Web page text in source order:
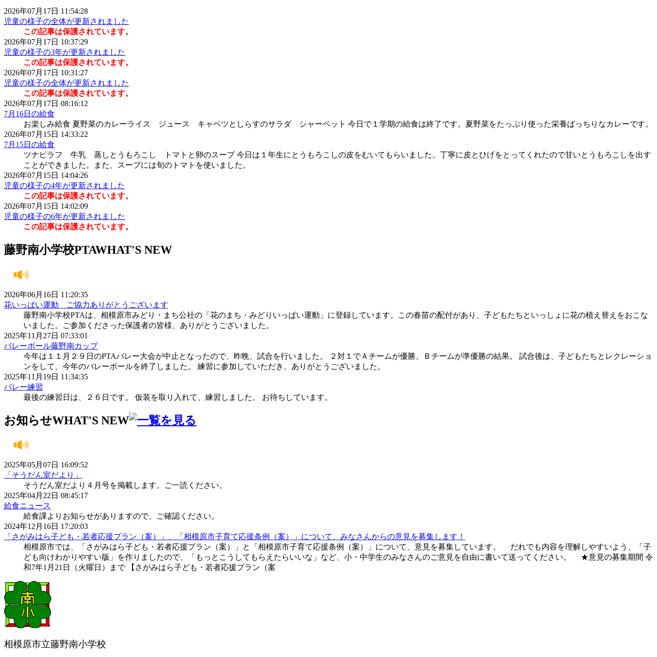
2026年07月17日 11:54:28
児童の様子の全体が更新されました
この記事は保護されています。
2026年07月17日 10:37:29
児童の様子の3年が更新されました
この記事は保護されています。
2026年07月17日 10:31:27
児童の様子の全体が更新されました
この記事は保護されています。
2026年07月17日 08:16:12
7月16日の給食
お楽しみ給食 夏野菜のカレーライス ジュース キャベツとしらすのサラダ シャーベット 今日で１学期の給食は終了です。夏野菜をたっぷり使った栄養ばっちりなカレーです。
2026年07月15日 14:33:22
7月15日の給食
ツナピラフ 牛乳 蒸しとうもろこし トマトと卵のスープ 今日は１年生にとうもろこしの皮をむいてもらいました。丁寧に皮とひげをとってくれたので甘いとうもろこしを出す
ことができました。また、スープには旬のトマトを使いました。
2026年07月15日 14:04:26
児童の様子の4年が更新されました
この記事は保護されています。
2026年07月15日 14:02:09
児童の様子の6年が更新されました
この記事は保護されています。
藤野南小学校PTAWHAT'S NEW
2026年06月16日 11:20:35
花いっぱい運動 ご協力ありがとうございます
藤野南小学校PTAは、相模原市みどり・まち公社の「花のまち・みどりいっぱい運動」に登録しています。この春苗の配付があり、子どもたちといっしょに花の植え替えをおこな
いました。ご参加くださった保護者の皆様、ありがとうございました。
2025年11月27日 07:33:01
バレーボール藤野南カップ
今年は１１月２９日のPTAバレー大会が中止となったので、昨晩、試合を行いました。 ２対１でＡチームが優勝、Ｂチームが準優勝の結果。 試合後は、子どもたちとレクレーショ
ンをして、今年のバレーボールを終了しました。 練習に参加していただき、ありがとうございました。
2025年11月19日 11:34:35
バレー練習
最後の練習日は、２６日です。 仮装を取り入れて、練習しました。 お待ちしています。
お知らせWHAT'S NEW
2025年05月07日 16:09:52
「そうだん室だより」
そうだん室だより４月号を掲載します。ご一読ください。
2025年04月22日 08:45:17
給食ニュース
給食課よりお知らせがありますので、ご確認ください。
2024年12月16日 17:20:03
「さがみはら子ども・若者応援プラン（案）」、「相模原市子育て応援条例（案）」について、みなさんからの意見を募集します！
相模原市では、「さがみはら子ども・若者応援プラン（案）」と「相模原市子育て応援条例（案）」について、意見を募集しています。 だれでも内容を理解しやすいよう、「子
ども向けわかりやすい版」を作りましたので、「もっとこうしてもらえたらいいな」など、小・中学生のみなさんのご意見を自由に書いて送ってください。 ★意見の募集期間 令
和7年1月21日（火曜日）まで 【さがみはら子ども・若者応援プラン（案
相模原市立藤野南小学校